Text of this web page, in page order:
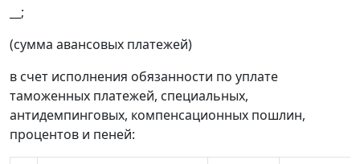
__;
(сумма авансовых платежей)
в счет исполнения обязанности по уплате
таможенных платежей, специальных,
антидемпинговых, компенсационных пошлин,
процентов и пеней: